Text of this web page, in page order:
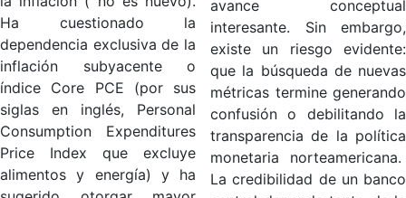
Ha cuestionado la
dependencia exclusiva de la
inflación subyacente o
índice Core PCE (por sus
siglas en inglés, Personal
Consumption Expenditures
Price Index que excluye
alimentos y energía) y ha
avance conceptual
interesante. Sin embargo,
existe un riesgo evidente:
que la búsqueda de nuevas
métricas termine generando
confusión o debilitando la
transparencia de la política
monetaria norteamericana.
La credibilidad de un banco